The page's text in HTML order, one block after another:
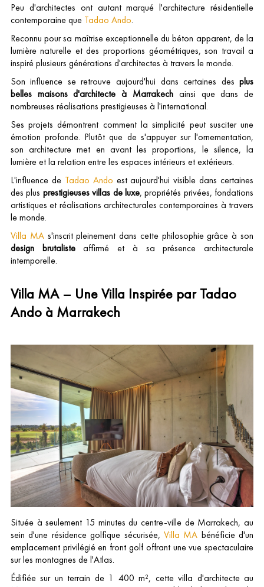
Peu d'architectes ont autant marqué l'architecture résidentielle
contemporaine que Tadao Ando.
Reconnu pour sa maîtrise exceptionnelle du béton apparent, de la
lumière naturelle et des proportions géométriques, son travail a
inspiré plusieurs générations d'architectes à travers le monde.
Son influence se retrouve aujourd'hui dans certaines desplus
belles maisons d'architecte à Marrakech ainsi que dans de
nombreuses réalisations prestigieuses à l'international.
Ses projets démontrent comment la simplicité peut susciter une
émotion profonde. Plutôt que de s'appuyer sur l'ornementation,
son architecture met en avant les proportions, le silence, la
lumière et la relation entre les espaces intérieurs et extérieurs.
L'influence deTadao Ando est aujourd'hui visible dans certaines
des plus prestigieuses villas de luxe, propriétés privées, fondations
artistiques et réalisations architecturales contemporaines à travers
le monde.
Villa MAs'inscrit pleinement dans cette philosophie grâce à son
design brutalisteaffirmé et à sa présence architecturale
intemporelle.
Villa MA – Une Villa Inspirée par Tadao
Ando à Marrakech
Située à seulement 15 minutes du centre-ville de Marrakech, au
sein d'une résidence golfique sécurisée, Villa MA bénéficie d'un
emplacement privilégié en front golf offrant une vue spectaculaire
sur les montagnes de l'Atlas.
Édifiée sur un terrain de 1 400 m², cette villa d'architecte au